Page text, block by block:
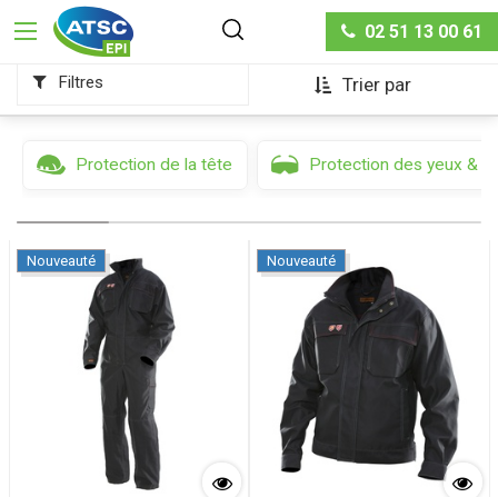
02 51 13 00 61
Protection du corps
Filtres Trier par
Protection de la tête Protection des yeux &
Nouveauté Nouveauté